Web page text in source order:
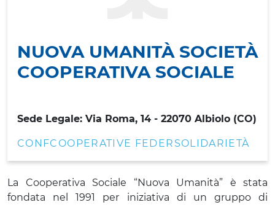
NUOVA UMANITÀ SOCIETÀ
COOPERATIVA SOCIALE
Sede Legale: Via Roma, 14 - 22070 Albiolo (CO)
CONFCOOPERATIVE FEDERSOLIDARIETÀ
La Cooperativa Sociale “Nuova Umanità” è stata
fondata nel 1991 per iniziativa di un gruppo di